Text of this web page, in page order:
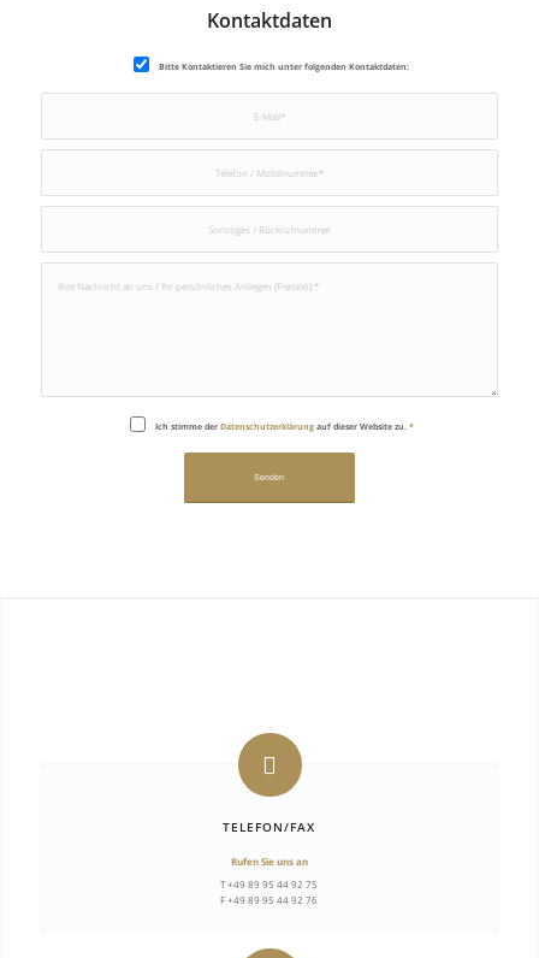
Kontaktdaten
Bitte Kontaktieren Sie mich unter folgenden Kontaktdaten:
Ich stimme der Datenschutzerklärungauf dieser Website zu. *
TELEFON/FAX
Rufen Sie uns an
T +49 89 95 44 92 75
F +49 89 95 44 92 76